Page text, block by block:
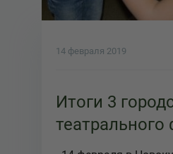
14 февраля 2019
Итоги 3
театрального
3+5 Кузнецкая